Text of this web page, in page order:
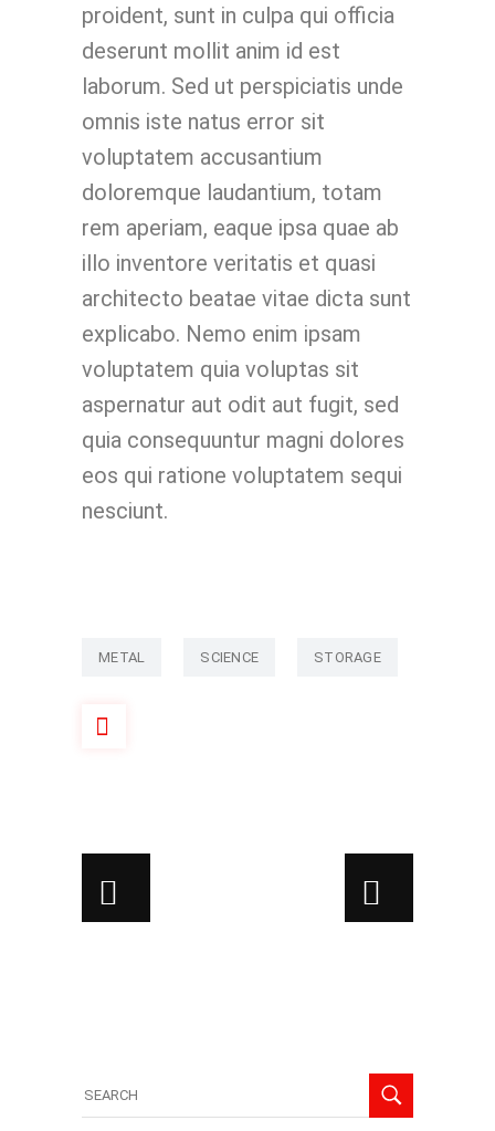
proident, sunt in culpa qui officia
deserunt mollit anim id est
laborum. Sed ut perspiciatis unde
omnis iste natus error sit
voluptatem accusantium
doloremque laudantium, totam
rem aperiam, eaque ipsa quae ab
illo inventore veritatis et quasi
architecto beatae vitae dicta sunt
explicabo. Nemo enim ipsam
voluptatem quia voluptas sit
aspernatur aut odit aut fugit, sed
quia consequuntur magni dolores
eos qui ratione voluptatem sequi
nesciunt.
METAL SCIENCE STORAGE